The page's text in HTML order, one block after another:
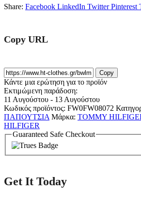
Share: Facebook LinkedIn Twitter Pinterest
Copy URL
Copy
Κάντε μια ερώτηση για το προϊόν
Εκτιμώμενη παράδοση:
11 Αυγούστου - 13 Αυγούστου
Κωδικός προϊόντος: FW0FW08072
ΠΑΠΟΥΤΣΙΑ Μάρκα: TOMMY
HILFIGER
Guaranteed Safe Checkout
Get It Today